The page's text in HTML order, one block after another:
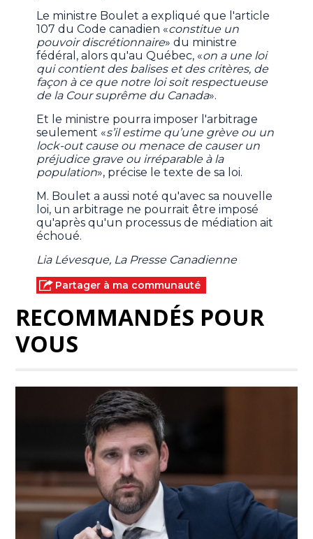
Le ministre Boulet a expliqué que l'article
107 du Code canadien «constitue un
pouvoir discrétionnaire» du ministre
fédéral, alors qu'au Québec, «on a une loi
qui contient des balises et des critères, de
façon à ce que notre loi soit respectueuse
de la Cour suprême du Canada».
Et le ministre pourra imposer l'arbitrage
seulement «s’il estime qu’une grève ou un
lock-out cause ou menace de causer un
préjudice grave ou irréparable à la
population», précise le texte de sa loi.
M. Boulet a aussi noté qu'avec sa nouvelle
loi, un arbitrage ne pourrait être imposé
qu'après qu'un processus de médiation ait
échoué.
Lia Lévesque, La Presse Canadienne
Partager à ma communauté
RECOMMANDÉS POUR
VOUS